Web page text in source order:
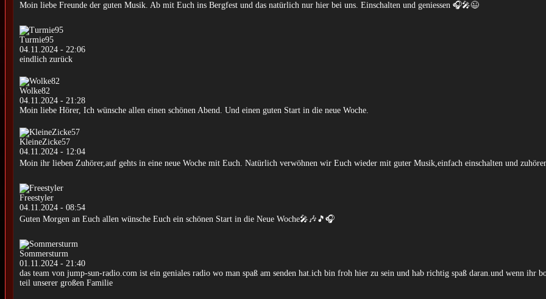
Moin liebe Freunde der guten Musik. Ab mit Euch ins Bergfest und das natürlich nur hier bei uns. Einschalten und geniessen 🎧🎤😉
Turmie95
04.11.2024 - 22:06
eindlich zurück
Wolke82
04.11.2024 - 21:28
Moin liebe Hörer, Ich wünsche allen einen schönen Abend. Und einen guten Start in die neue Woche.
KleineZicke57
04.11.2024 - 12:04
Moin ihr lieben Zuhörer,auf gehts in eine neue Woche mit Euch. Natürlich verwöhnen wir Euch wieder mit guter Musik,einfach einschalten und
Freestyler
04.11.2024 - 08:54
Guten Morgen an Euch allen wünsche Euch ein schönen Start in die Neue Woche🎤🎶🎵🎧
Sommersturm
01.11.2024 - 21:40
das team von jump-sun-radio.com ist ein geniales radio wo man spaß am senden hat.ich bin froh hier zu sein und hab richtig spaß daran.und wenn ihr
teil unserer großen Familie